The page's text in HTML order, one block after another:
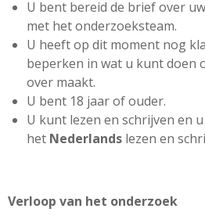
U bent bereid de brief over
met het onderzoeksteam.
U heeft op dit moment nog
beperken in wat u kunt doen
over maakt.
U bent 18 jaar of ouder.
U kunt lezen en schrijven en
het Nederlands lezen en
Verloop van het onderzoek